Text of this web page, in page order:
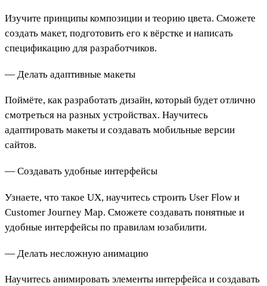
Изучите принципы композиции и теорию цвета. Сможете
создать макет, подготовить его к вёрстке и написать
спецификацию для разработчиков.
— Делать адаптивные макеты
Поймёте, как разработать дизайн, который будет отлично
смотреться на разных устройствах. Научитесь
адаптировать макеты и создавать мобильные версии
сайтов.
— Создавать удобные интерфейсы
Узнаете, что такое UX, научитесь строить User Flow и
Customer Journey Map. Сможете создавать понятные и
удобные интерфейсы по правилам юзабилити.
— Делать несложную анимацию
Научитесь анимировать элементы интерфейса и создавать